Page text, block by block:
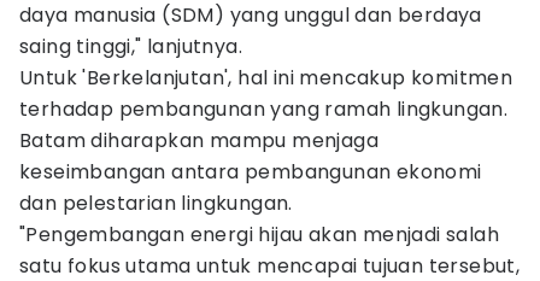
daya manusia (SDM) yang unggul dan berdaya
saing tinggi," lanjutnya.
Untuk 'Berkelanjutan', hal ini mencakup komitmen
terhadap pembangunan yang ramah lingkungan.
Batam diharapkan mampu menjaga
keseimbangan antara pembangunan ekonomi
dan pelestarian lingkungan.
"Pengembangan energi hijau akan menjadi salah
satu fokus utama untuk mencapai tujuan tersebut,